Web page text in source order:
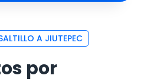
A JIUTEPEC
por